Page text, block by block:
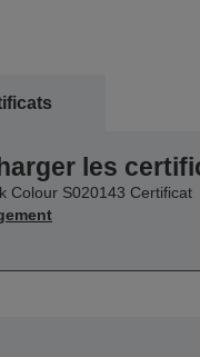
les
Colour S020143 Certificat